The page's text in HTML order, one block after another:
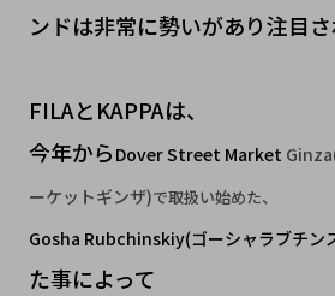
ンドは非常に勢いがあり注目さ
FILAとKAPPAは、
今年から Dover Street Market
ーケットギンザ)で取扱い始めた、
Gosha Rubchinskiy(ゴーシャラブチン
た事によって